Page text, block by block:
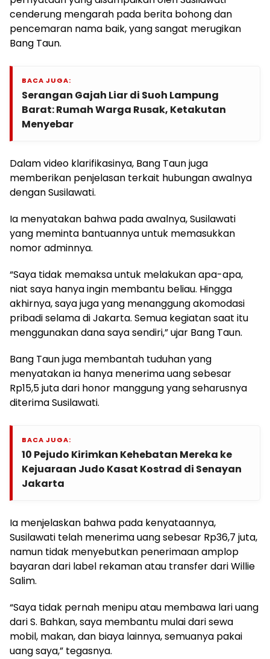
cenderung mengarah pada berita bohong dan
pencemaran nama baik, yang sangat merugikan
Bang Taun.
BACA JUGA:
Serangan Gajah Liar di Suoh Lampung
Barat: Rumah Warga Rusak, Ketakutan
Menyebar
Dalam video klarifikasinya, Bang Taun juga
memberikan penjelasan terkait hubungan awalnya
dengan Susilawati.
Ia menyatakan bahwa pada awalnya, Susilawati
yang meminta bantuannya untuk memasukkan
nomor adminnya.
“Saya tidak memaksa untuk melakukan apa-apa,
niat saya hanya ingin membantu beliau. Hingga
akhirnya, saya juga yang menanggung akomodasi
pribadi selama di Jakarta. Semua kegiatan saat itu
menggunakan dana saya sendiri,” ujar Bang Taun.
Bang Taun juga membantah tuduhan yang
menyatakan ia hanya menerima uang sebesar
Rp15,5 juta dari honor manggung yang seharusnya
diterima Susilawati.
BACA JUGA:
10 Pejudo Kirimkan Kehebatan Mereka ke
Kejuaraan Judo Kasat Kostrad di Senayan
Jakarta
Ia menjelaskan bahwa pada kenyataannya,
Susilawati telah menerima uang sebesar Rp36,7 juta,
namun tidak menyebutkan penerimaan amplop
bayaran dari label rekaman atau transfer dari Willie
Salim.
“Saya tidak pernah menipu atau membawa lari uang
dari S. Bahkan, saya membantu mulai dari sewa
mobil, makan, dan biaya lainnya, semuanya pakai
uang saya,” tegasnya.